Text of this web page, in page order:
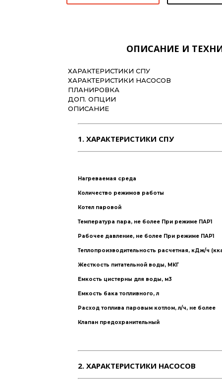
ОПИСАНИЕ И
ХАРАКТЕРИСТИКИ СПУ
ХАРАКТЕРИСТИКИ НАСОСОВ
ПЛАНИРОВКА
ДОП. ОПЦИИ
ОПИСАНИЕ
1. ХАРАКТЕРИСТИКИ СПУ
Нагреваемая среда
Количество режимов работы
Котел паровой
Температура пара, не более При режиме ПАР1
Рабочее давление, не более При режиме ПАР1
Теплопроизводительность расчетная, кДж/ч
Жесткость питательной воды, МКГ
Емкость цистерны для воды, м3
Емкость бака топливного, л
Расход топлива паровым котлом, л/ч, не более
Клапан предохранительный
Давление топлива, МПа, не более
Время, необходимое для получения пара с
2. ХАРАКТЕРИСТИКИ НАСОСОВ